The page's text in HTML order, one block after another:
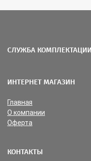
СЛУЖБА
ИНТЕРНЕТ МАГАЗИН
Главная
О компании
Оферта
КОНТАКТЫ